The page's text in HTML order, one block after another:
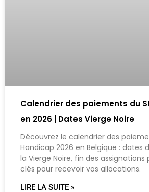
Calendrier des paiements du
en 2026 | Dates Vierge Noire
Découvrez le calendrier des
Handicap 2026 en Belgique : dates
la Vierge Noire, fin des
clés pour recevoir vos allocations.
LIRE LA SUITE »